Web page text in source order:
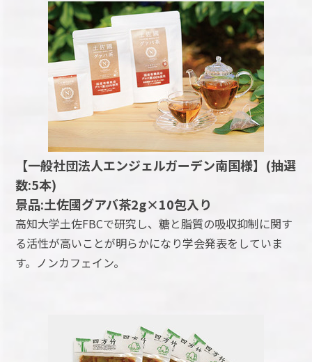
【一般社団法人エンジェルガーデン南国様】(抽選
数:5本)
景品:土佐國グアバ茶2g×10包入り
高知大学土佐FBCで研究し、糖と脂質の吸収抑制に関す
る活性が高いことが明らかになり学会発表をしていま
す。ノンカフェイン。